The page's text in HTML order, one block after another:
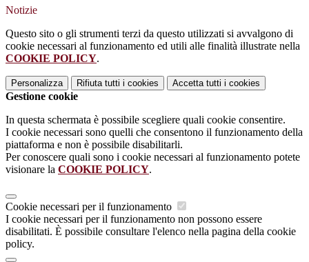
Notizie
Questo sito o gli strumenti terzi da questo utilizzati si avvalgono di
cookie necessari al funzionamento ed utili alle finalità illustrate nella
COOKIE POLICY.
Personalizza Rifiuta tutti i cookies Accetta tutti i cookies
Gestione cookie
In questa schermata è possibile scegliere quali cookie consentire.
I cookie necessari sono quelli che consentono il funzionamento della
piattaforma e non è possibile disabilitarli.
Per conoscere quali sono i cookie necessari al funzionamento potete
visionare la COOKIE POLICY.
Cookie necessari per il funzionamento
I cookie necessari per il funzionamento non possono essere
disabilitati. È possibile consultare l'elenco nella pagina della cookie
policy.